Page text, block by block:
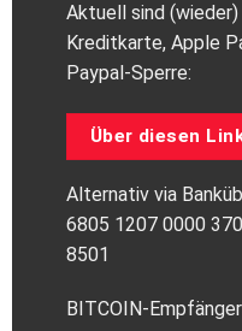
Aktuell sind
Kreditkarte, Apple
Paypal-Sperre:
Über diesen
Alternativ via
6805 1207 0000
8501
BITCOIN-